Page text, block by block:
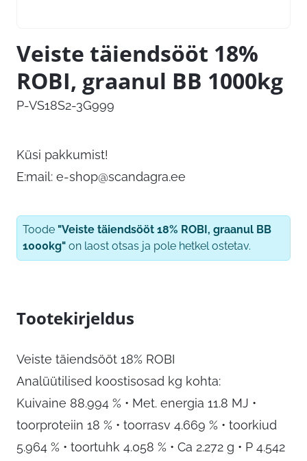
Veiste täiendsööt 18%
ROBI, graanul BB 1000kg
P-VS18S2-3G999
Küsi pakkumist!
E:mail: e-shop@scandagra.ee
Toode "Veiste täiendsööt 18% ROBI, graanul BB
1000kg" on laost otsas ja pole hetkel ostetav.
Tootekirjeldus
Veiste täiendsööt 18% ROBI
Analüütilised koostisosad kg kohta:
Kuivaine 88.994 % • Met. energia 11.8 MJ •
toorproteiin 18 % • toorrasv 4.669 % • toorkiud
5.964 % • toortuhk 4.058 % • Ca 2.272 g • P 4.542